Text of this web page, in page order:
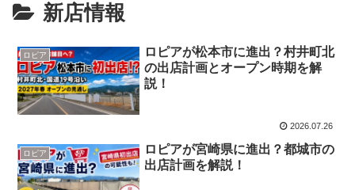
新店情報
ロピア
ロピアが松本市に進出？村井町北
の出店計画とオープン時期を解
説！
2026.07.26
ロピア
ロピアが宮崎県に進出？都城市の
出店計画を解説！